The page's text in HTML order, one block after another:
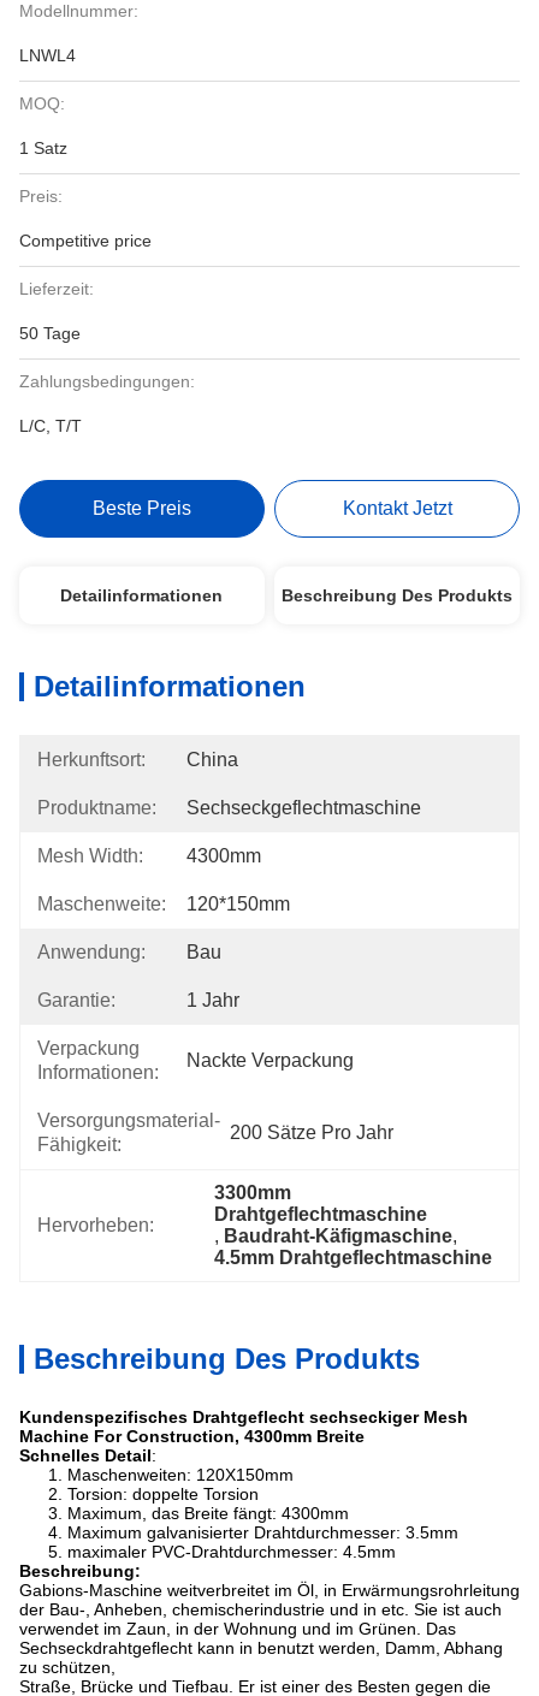
Modellnummer:
LNWL4
MOQ:
1 Satz
Preis:
Competitive price
Lieferzeit:
50 Tage
Zahlungsbedingungen:
L/C, T/T
Beste Preis Kontakt Jetzt
Detailinformationen Beschreibung Des Produkts
Detailinformationen
Herkunftsort: China
Produktname: Sechseckgeflechtmaschine
Mesh Width: 4300mm
Maschenweite: 120*150mm
Anwendung: Bau
Garantie: 1 Jahr
Verpackung
Informationen:
Nackte Verpackung
Versorgungsmaterial-
Fähigkeit:
200 Sätze Pro Jahr
Hervorheben:
3300mm
Drahtgeflechtmaschine
, Baudraht-Käfigmaschine,
4.5mm Drahtgeflechtmaschine
Beschreibung Des Produkts
Kundenspezifisches Drahtgeflecht sechseckiger Mesh
Machine For Construction, 4300mm Breite
Schnelles Detail:
1. Maschenweiten: 120X150mm
2. Torsion: doppelte Torsion
3. Maximum, das Breite fängt: 4300mm
4. Maximum galvanisierter Drahtdurchmesser: 3.5mm
5. maximaler PVC-Drahtdurchmesser: 4.5mm
Beschreibung:
Gabions-Maschine weitverbreitet im Öl, in Erwärmungsrohrleitung
der Bau-, Anheben, chemischerindustrie und in etc. Sie ist auch
verwendet im Zaun, in der Wohnung und im Grünen. Das
Sechseckdrahtgeflecht kann in benutzt werden, Damm, Abhang
zu schützen,
Straße, Brücke und Tiefbau. Er ist einer des Besten gegen die